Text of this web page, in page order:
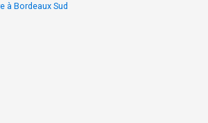
à Bordeaux Sud